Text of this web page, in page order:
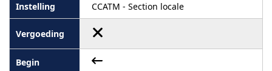
CCATM - Section locale